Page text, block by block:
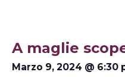
A maglie
Marzo 9, 2024 @ 6:30